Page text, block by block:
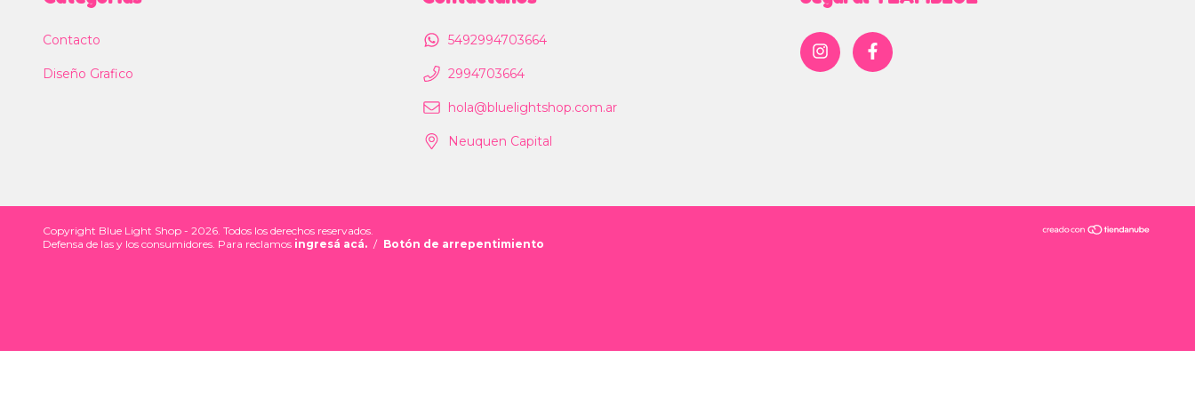
Contacto
Diseño Grafico
5492994703664
2994703664
hola@bluelightshop.com.ar
Neuquen Capital
Copyright Blue Light Shop - 2026. Todos los derechos reservados.
Defensa de las y los consumidores. Para reclamos ingresá acá. / Botón de arrepentimiento